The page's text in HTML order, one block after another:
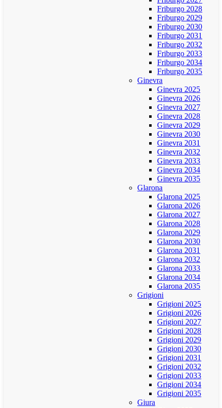
Friburgo 2028
Friburgo 2029
Friburgo 2030
Friburgo 2031
Friburgo 2032
Friburgo 2033
Friburgo 2034
Friburgo 2035
Ginevra
Ginevra 2025
Ginevra 2026
Ginevra 2027
Ginevra 2028
Ginevra 2029
Ginevra 2030
Ginevra 2031
Ginevra 2032
Ginevra 2033
Ginevra 2034
Ginevra 2035
Glarona
Glarona 2025
Glarona 2026
Glarona 2027
Glarona 2028
Glarona 2029
Glarona 2030
Glarona 2031
Glarona 2032
Glarona 2033
Glarona 2034
Glarona 2035
Grigioni
Grigioni 2025
Grigioni 2026
Grigioni 2027
Grigioni 2028
Grigioni 2029
Grigioni 2030
Grigioni 2031
Grigioni 2032
Grigioni 2033
Grigioni 2034
Grigioni 2035
Giura